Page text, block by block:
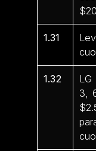
1.31
1.32
3,